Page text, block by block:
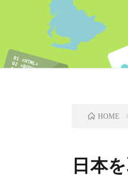
HOME
日本